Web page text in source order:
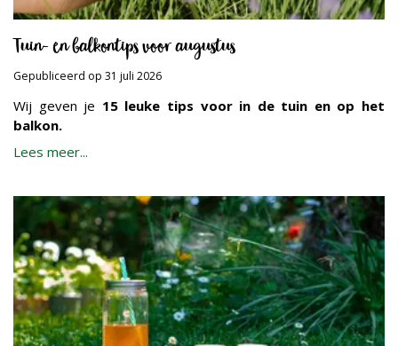
Tuin- en balkontips voor augustus
Gepubliceerd op 31 juli 2026
Wij geven je 15 leuke tips voor in de tuin en op het
balkon.
Lees meer...